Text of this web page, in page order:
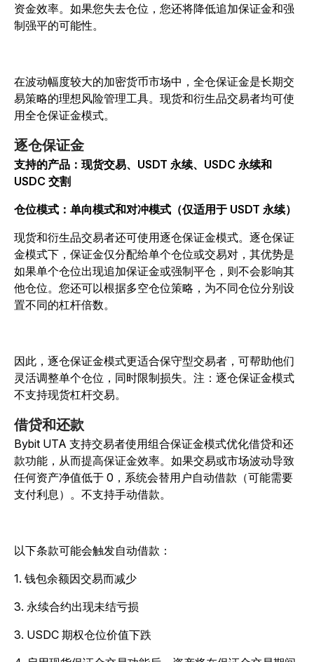
资金效率。如果您失去仓位，您还将降低追加保证金和强
制强平的可能性。
在波动幅度较大的加密货币市场中，全仓保证金是长期交
易策略的理想风险管理工具。现货和衍生品交易者均可使
用全仓保证金模式。
逐仓保证金
支持的产品：现货交易、USDT 永续、USDC 永续和
USDC 交割
仓位模式：单向模式和对冲模式（仅适用于 USDT 永续）
现货和衍生品交易者还可使用逐仓保证金模式。逐仓保证
金模式下，保证金仅分配给单个仓位或交易对，其优势是
如果单个仓位出现追加保证金或强制平仓，则不会影响其
他仓位。您还可以根据多空仓位策略，为不同仓位分别设
置不同的杠杆倍数。
因此，逐仓保证金模式更适合保守型交易者，可帮助他们
灵活调整单个仓位，同时限制损失。注：逐仓保证金模式
不支持现货杠杆交易。
借贷和还款
Bybit UTA 支持交易者使用组合保证金模式优化借贷和还
款功能，从而提高保证金效率。如果交易或市场波动导致
任何资产净值低于 0，系统会替用户自动借款（可能需要
支付利息）。不支持手动借款。
以下条款可能会触发自动借款：
1. 钱包余额因交易而减少
3. 永续合约出现未结亏损
3. USDC 期权仓位价值下跌